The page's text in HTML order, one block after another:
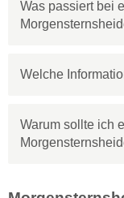
Was passiert bei
Welche
Warum sollte ich